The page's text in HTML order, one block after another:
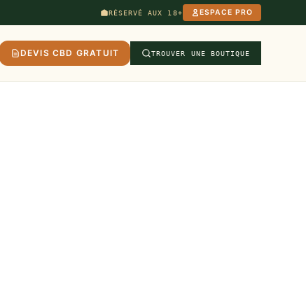
RÉSERVÉ AUX 18+ ESPACE PRO
DEVIS CBD GRATUIT TROUVER UNE BOUTIQUE